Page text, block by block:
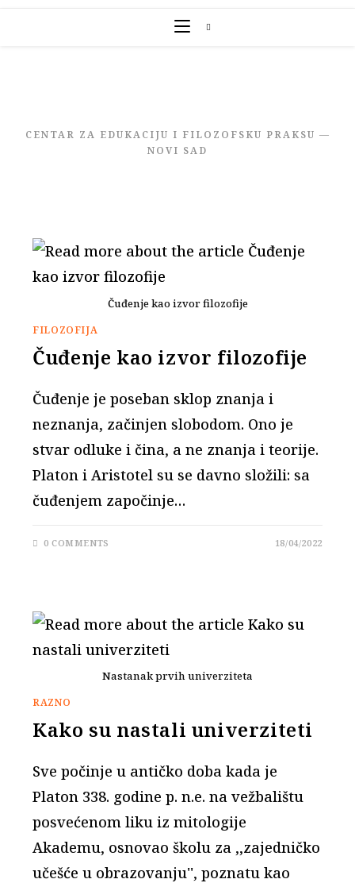
CENTAR ZA EDUKACIJU I FILOZOFSKU PRAKSU —
NOVI SAD
Čuđenje kao izvor filozofije
FILOZOFIJA
Čuđenje kao izvor filozofije
Čuđenje je poseban sklop znanja i
neznanja, začinjen slobodom. Ono je
stvar odluke i čina, a ne znanja i teorije.
Platon i Aristotel su se davno složili: sa
čuđenjem započinje…
0 COMMENTS 18/04/2022
Nastanak prvih univerziteta
RAZNO
Kako su nastali univerziteti
Sve počinje u antičko doba kada je
Platon 338. godine p. n.e. na vežbalištu
posvećenom liku iz mitologije
Akademu, osnovao školu za ,,zajedničko
učešće u obrazovanju'', poznatu kao